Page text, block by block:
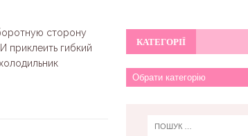
сторону
приклеить гибкий
КАТЕГОРІЇ